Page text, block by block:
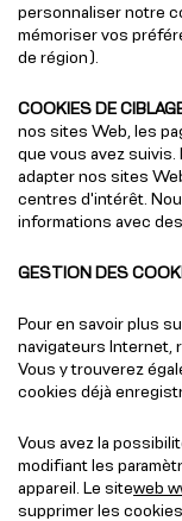
personnaliser notre
mémoriser vos
de région).
COOKIES DE
nos sites Web, les
que vous avez
adapter nos sites
centres d'intérêt.
informations avec
GESTION DES
Pour en savoir plus
navigateurs Internet,
Vous y trouverez
cookies déjà
Vous avez la
modifiant les
appareil. Le siteweb
supprimer les